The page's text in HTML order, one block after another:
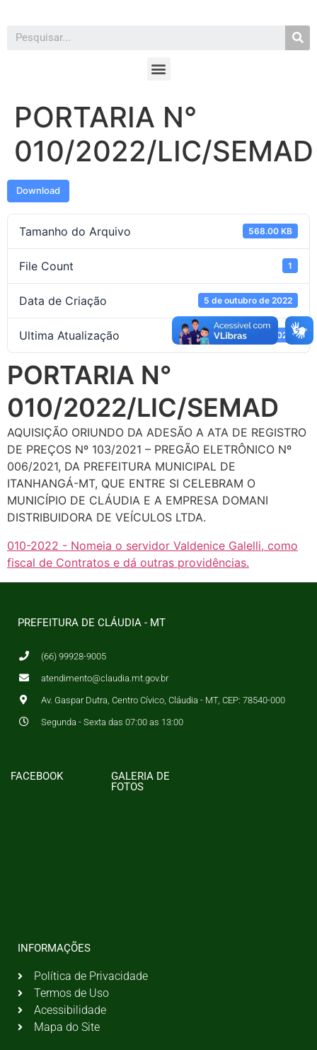
PORTARIA N°
010/2022/LIC/SEMAD
Download
Tamanho do Arquivo 568.00 KB
File Count 1
Data de Criação 5 de outubro de 2022
Ultima Atualização 5 de outubro de 2022
PORTARIA N°
010/2022/LIC/SEMAD
AQUISIÇÃO ORIUNDO DA ADESÃO A ATA DE REGISTRO
DE PREÇOS Nº 103/2021 – PREGÃO ELETRÔNICO Nº
006/2021, DA PREFEITURA MUNICIPAL DE
ITANHANGÁ-MT, QUE ENTRE SI CELEBRAM O
MUNICÍPIO DE CLÁUDIA E A EMPRESA DOMANI
DISTRIBUIDORA DE VEÍCULOS LTDA.
010-2022 - Nomeia o servidor Valdenice Galelli, como
fiscal de Contratos e dá outras providências.
PREFEITURA DE CLÁUDIA - MT
(66) 99928-9005
atendimento@claudia.mt.gov.br
Av. Gaspar Dutra, Centro Cívico, Cláudia - MT, CEP: 78540-000
Segunda - Sexta das 07:00 as 13:00
FACEBOOK
GALERIA DE
FOTOS
INFORMAÇÕES
Política de Privacidade
Termos de Uso
Acessibilidade
Mapa do Site